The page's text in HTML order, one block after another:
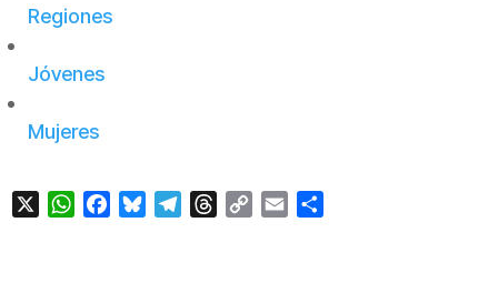
Regiones
Jóvenes
Mujeres
WhatsApp
FacebookBlueskyTelegramThreads
Copy Email